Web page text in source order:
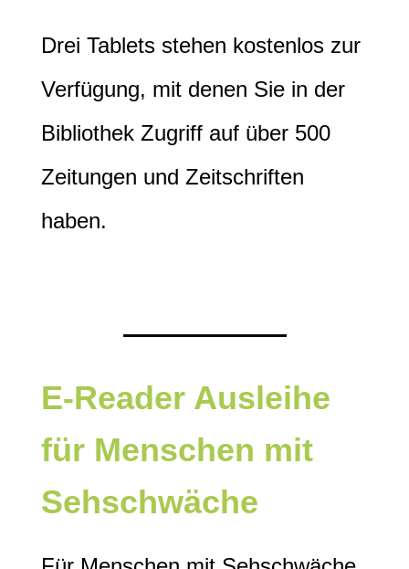
Drei Tablets stehen kostenlos zur
Verfügung, mit denen Sie in der
Bibliothek Zugriff auf über 500
Zeitungen und Zeitschriften
haben.
E-Reader Ausleihe
für Menschen mit
Sehschwäche